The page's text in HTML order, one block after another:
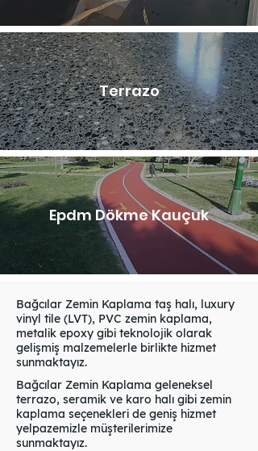
Terrazo
Epdm Dökme Kauçuk
Bağcılar Zemin Kaplama taş halı, luxury
vinyl tile (LVT), PVC zemin kaplama,
metalik epoxy gibi teknolojik olarak
gelişmiş malzemelerle birlikte hizmet
sunmaktayız.
Bağcılar Zemin Kaplama geleneksel
terrazo, seramik ve karo halı gibi zemin
kaplama seçenekleri de geniş hizmet
yelpazemizle müşterilerimize
sunmaktayız.